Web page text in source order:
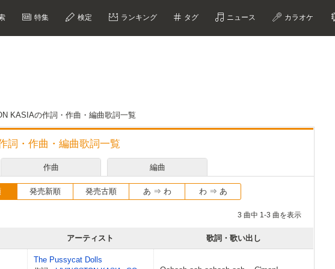
特集 検定 ランキング タグ ニュース カラオケ
KASIAの作詞・作曲・編曲歌詞一覧
詞・作曲・編曲歌詞一覧
作曲 編曲
発売新順 発売古順 あ ⇒ わ わ ⇒ あ
3 曲中 1-3 曲を表示
アーティスト 歌詞・歌い出し
The Pussycat Dolls